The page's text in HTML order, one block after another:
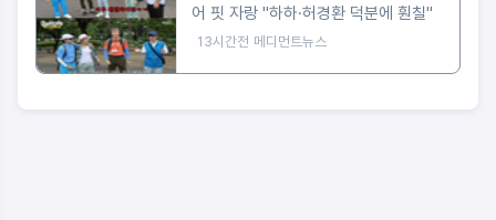
어 핏 자랑 "하하·허경환 덕분에 훤칠"
13시간전 메디먼트뉴스